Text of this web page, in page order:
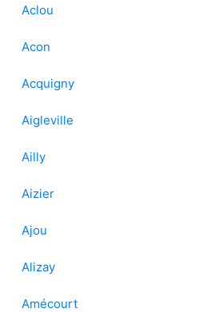
Aclou
Acon
Acquigny
Aigleville
Ailly
Aizier
Ajou
Alizay
Amécourt